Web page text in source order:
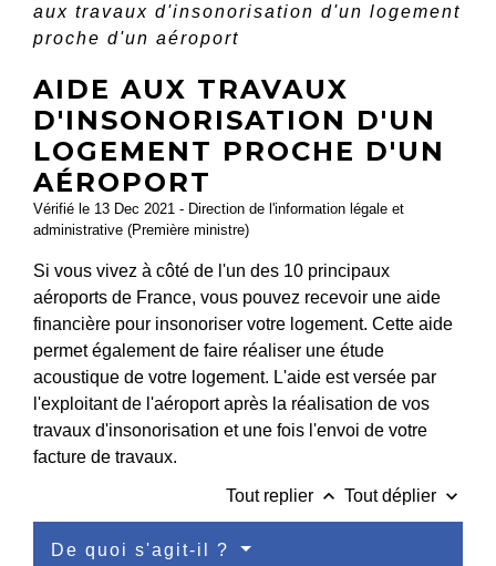
aux travaux d'insonorisation d'un logement
proche d'un aéroport
AIDE AUX TRAVAUX
D'INSONORISATION D'UN
LOGEMENT PROCHE D'UN
AÉROPORT
Vérifié le 13 Dec 2021 - Direction de l'information légale et
administrative (Première ministre)
Si vous vivez à côté de l'un des 10 principaux
aéroports de France, vous pouvez recevoir une aide
financière pour insonoriser votre logement. Cette aide
permet également de faire réaliser une étude
acoustique de votre logement. L'aide est versée par
l'exploitant de l'aéroport après la réalisation de vos
travaux d'insonorisation et une fois l'envoi de votre
facture de travaux.
Tout replier keyboard_arrow_up Tout déplier keyboard_arrow_down
De quoi s'agit-il ?